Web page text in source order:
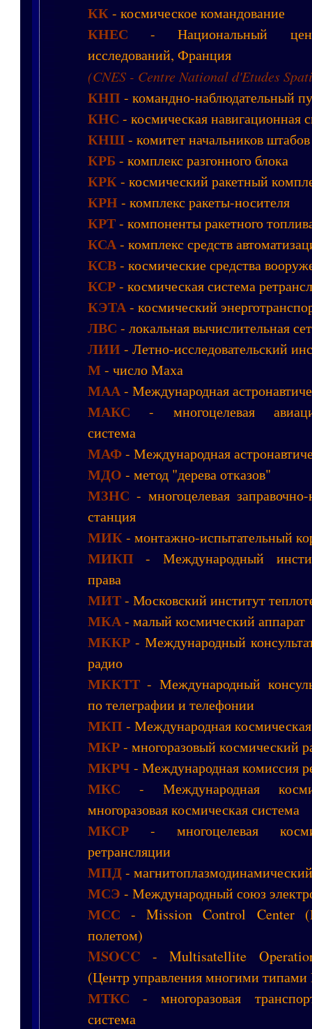
КК- космическое командование
КНЕС - Национальный
исследований, Франция
(CNES - Centre National d'Etudes
КНП - командно-наблюдательный
КНС - космическая навигационная
КНШ- комитет начальников штабов
КРБ- комплекс разгонного блока
КРК- космический ракетный
КРН- комплекс ракеты-носителя
КРТ- компоненты ракетного
КСА- комплекс средств
КСВ- космические средства
КСР- космическая система
КЭТА- космический
ЛВС - локальная вычислительная
ЛИИ- Летно-исследовательский
М- число Маха
МАА- Международная
МАКС - многоцелевая
система
МАФ- Международная
МДО - метод "дерева отказов"
МЗНС - многоцелевая
станция
МИК- монтажно-испытательный
МИКП - Международный
права
МИТ- Московский институт
МКА- малый космический аппарат
МККР- Международный
радио
МККТТ- Международный
по телеграфии и телефонии
МКП - Международная
МКР- многоразовый космический
МКРЧ- Международная комиссия
МКС - Международная
многоразовая космическая система
МКСР- многоцелевая
ретрансляции
МПД- магнитоплазмодинамический
МСЭ - Международный союз
МСС - Mission Control Center
полетом)
MSOCC - Multisatellite
(Центр управления многими
МТКС - многоразовая
система